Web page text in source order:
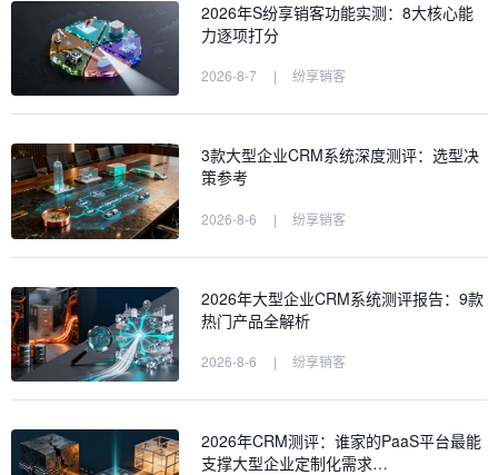
2026年S纷享销客功能实测：8大核心能
力逐项打分
2026-8-7 | 纷享销客
3款大型企业CRM系统深度测评：选型决
策参考
2026-8-6 | 纷享销客
2026年大型企业CRM系统测评报告：9款
热门产品全解析
2026-8-6 | 纷享销客
2026年CRM测评：谁家的PaaS平台最能
支撑大型企业定制化需求…